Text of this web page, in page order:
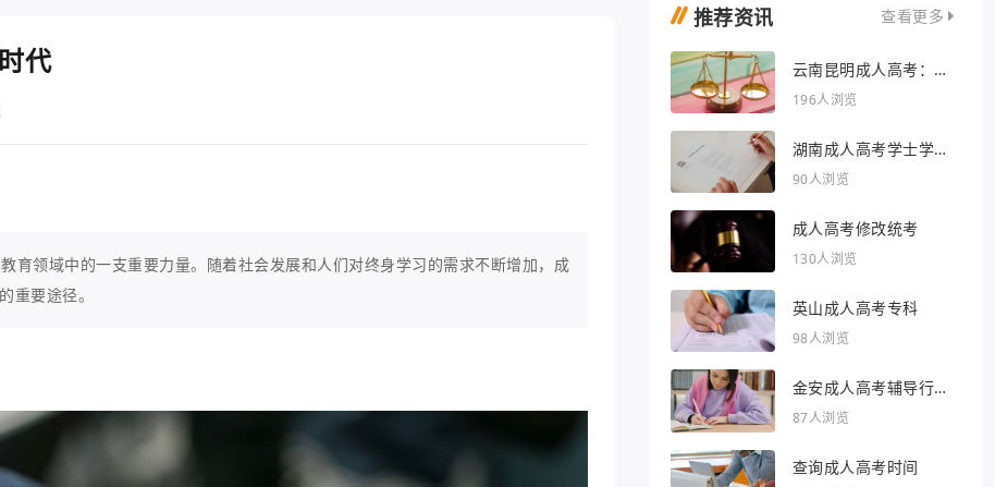
代
育领域中的一支重要力量。随着社会发展和人们对终身学习的需求不断增加，成
重要途径。
推荐资讯 查看更多
云南昆明成人高考：开
启人生新篇章
196人浏览
湖南成人高考学士学位
外语行业文章
90人浏览
成人高考修改统考
130人浏览
英山成人高考专科
98人浏览
金安成人高考辅导行业
的文章
87人浏览
查询成人高考时间